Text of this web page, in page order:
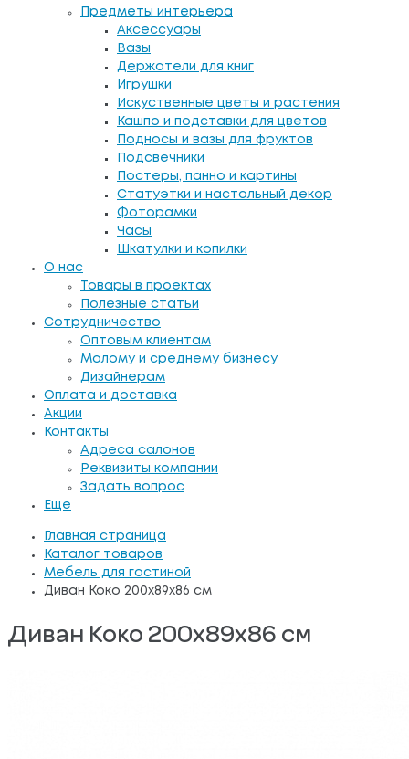
Предметы интерьера
Аксессуары
Вазы
Держатели для книг
Игрушки
Искуственные цветы и растения
Кашпо и подставки для цветов
Подносы и вазы для фруктов
Подсвечники
Постеры, панно и картины
Статуэтки и настольный декор
Фоторамки
Часы
Шкатулки и копилки
О нас
Товары в проектах
Полезные статьи
Сотрудничество
Оптовым клиентам
Малому и среднему бизнесу
Дизайнерам
Оплата и доставка
Акции
Контакты
Адреса салонов
Реквизиты компании
Задать вопрос
Еще
Главная страница
Каталог товаров
Мебель для гостиной
Диван Коко 200x89x86 см
Диван Коко 200x89x86 см